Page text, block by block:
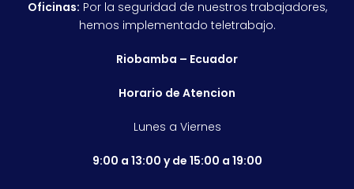
Oficinas: Por la seguridad de nuestros trabajadores,
hemos implementado teletrabajo.
Riobamba – Ecuador
Horario de Atencion
Lunes a Viernes
9:00 a 13:00 y de 15:00 a 19:00